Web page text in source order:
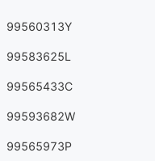
99560313Y
99583625L
99565433C
99593682W
99565973P